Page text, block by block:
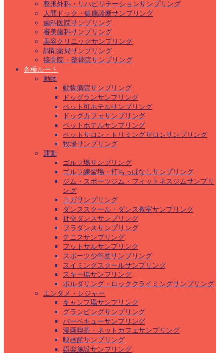
整形外科・リハビリテーションサンプリング
人間ドック・健康診断サンプリング
歯科医院サンプリング
審美歯科サンプリング
美容クリニックサンプリング
調剤薬局サンプリング
接骨院・整骨院サンプリング
各種ルート
動物
動物病院サンプリング
ドッグランサンプリング
ペット可ホテルサンプリング
ドッグカフェサンプリング
ペットホテルサンプリング
ペットサロン・トリミングサロンサンプリング
牧場サンプリング
運動
ゴルフ場サンプリング
ゴルフ練習場・打ちっぱなしサンプリング
ジム・スポーツジム・フィットネスジムサンプリ
ング
ヨガサンプリング
ダンススクール・ダンス教室サンプリング
社交ダンスサンプリング
フラダンスサンプリング
テニスサンプリング
フットサルサンプリング
スポーツ少年団サンプリング
スイミングスクールサンプリング
スキー場サンプリング
ボルダリング・ロッククライミングサンプリング
エンタメ・レジャー
キャンプ場サンプリング
グランピングサンプリング
バーベキューサンプリング
漫画喫茶・ネットカフェサンプリング
映画館サンプリング
娯楽施設サンプリング